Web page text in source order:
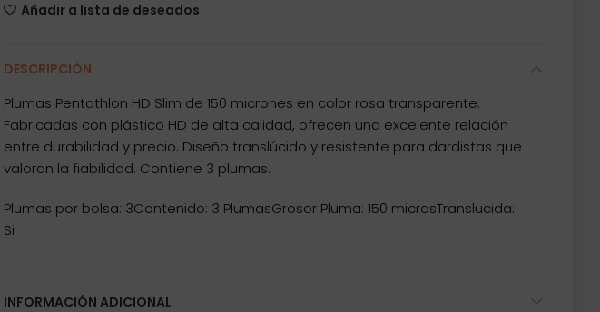
Añadir a lista de deseados
DESCRIPCIÓN
Plumas Pentathlon HD Slim de 150 micrones en color rosa transparente.
Fabricadas con plástico HD de alta calidad, ofrecen una excelente relación
entre durabilidad y precio. Diseño translúcido y resistente para dardistas que
valoran la fiabilidad. Contiene 3 plumas.
Plumas por bolsa: 3Contenido: 3 PlumasGrosor Pluma: 150 micrasTranslucida:
Si
INFORMACIÓN ADICIONAL